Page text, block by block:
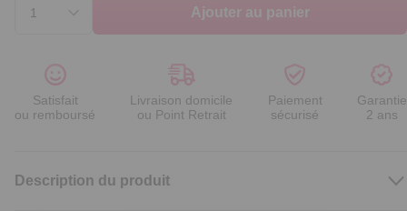
Ajouter au panier
Satisfait
ou remboursé
Livraison domicile
ou Point Retrait
Paiement
sécurisé
Garantie
2 ans
Description du produit